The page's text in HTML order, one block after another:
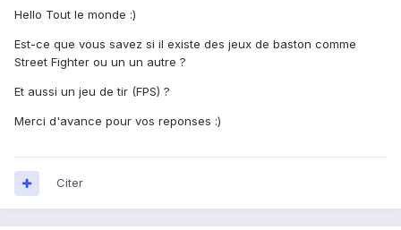
Hello Tout le monde :)
Est-ce que vous savez si il existe des jeux de baston comme
Street Fighter ou un un autre ?
Et aussi un jeu de tir (FPS) ?
Merci d'avance pour vos reponses :)
Citer